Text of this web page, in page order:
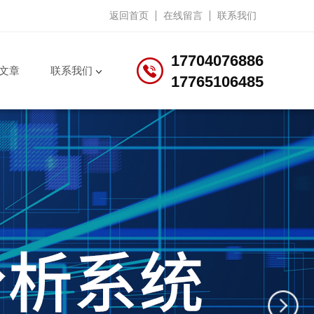
返回首页 在线留言 联系我们
17704076886
17765106485
章 联系我们